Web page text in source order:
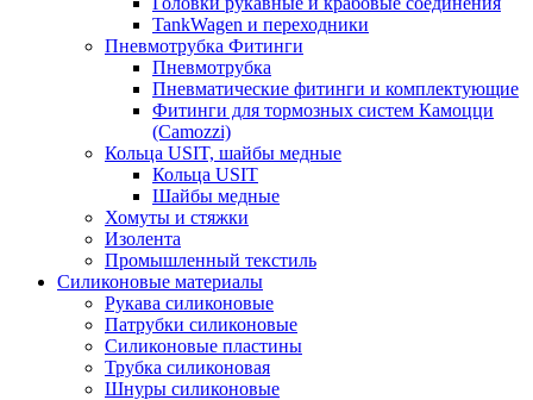
TankWagen и переходники
Пневмотрубка Фитинги
Пневмотрубка
Пневматические фитинги и комплектующие
Фитинги для тормозных систем Камоцци
(Camozzi)
Кольца USIT, шайбы медные
Кольца USIT
Шайбы медные
Хомуты и стяжки
Изолента
Промышленный текстиль
Силиконовые материалы
Рукава силиконовые
Патрубки силиконовые
Силиконовые пластины
Трубка силиконовая
Шнуры силиконовые